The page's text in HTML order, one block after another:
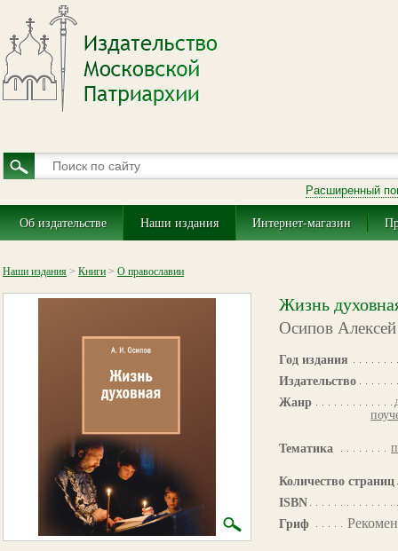
Расширенный
Об издательстве Наши издания Интернет-магазин
Наши издания > Книги > О православии
Жизнь
Осипов
Год издания
Издательство
Жанр
Тематика
Количество страниц
ISBN
Гриф